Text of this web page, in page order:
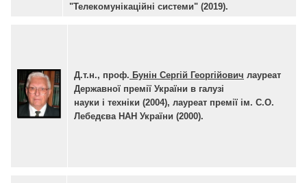
"Телекомунікаційні системи" (2019).
Д.т.н., проф. Бунін Сергій Георгійович лауреат
Державної премії України в галузі
науки і техніки (2004), лауреат премії ім. С.О.
Лебедєва НАН України (2000).